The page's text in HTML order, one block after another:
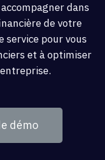
dans
de votre
service pour vous
et à optimiser
démo